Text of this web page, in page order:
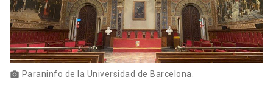
photo_camera Paraninfo de la Universidad de Barcelona.